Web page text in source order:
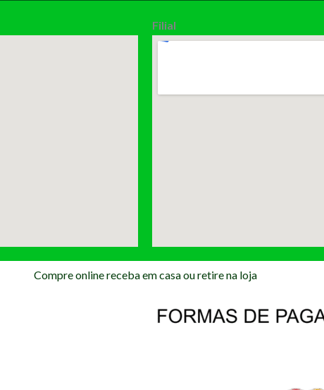
Filial
Compre online receba em casa ou retire na loja